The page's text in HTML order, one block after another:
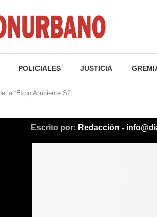
POLICIALES JUSTICIA
la “Expo Ambiente Sí”
Escrito por: Redacción -